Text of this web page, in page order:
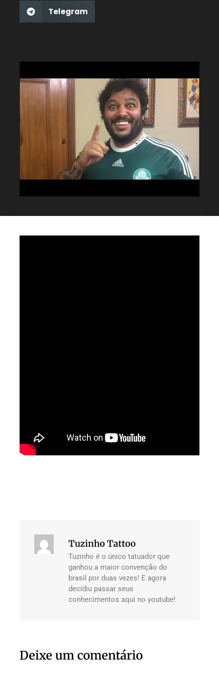
Telegram
Tuzinho Tattoo
Tuzinho é o único tatuador que
ganhou a maior convenção do
brasil por duas vezes! E agora
decidiu passar seus
conhecimentos aqui no youtube!
Deixe um comentário